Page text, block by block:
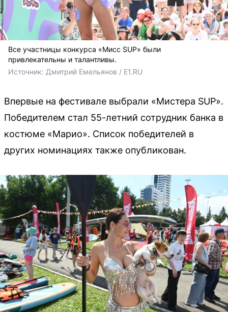
Все участницы конкурса «Мисс SUP» были
привлекательны и талантливы.
Источник: Дмитрий Емельянов / E1.RU
Впервые на фестивале выбрали «Мистера SUP».
Победителем стал 55-летний сотрудник банка в
костюме «Марио». Список победителей в
других номинациях также опубликован.